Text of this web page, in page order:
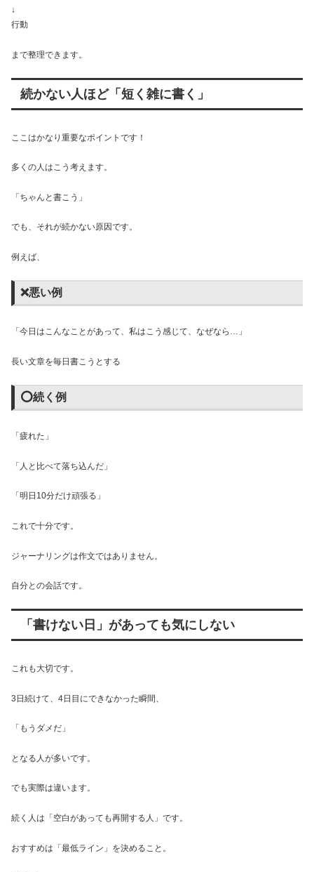
↓
行動
まで整理できます。
続かない人ほど「短く雑に書く」
ここはかなり重要なポイントです！
多くの人はこう考えます。
「ちゃんと書こう」
でも、それが続かない原因です。
例えば、
❌悪い例
「今日はこんなことがあって、私はこう感じて、なぜなら…」
長い文章を毎日書こうとする
⭕続く例
「疲れた」
「人と比べて落ち込んだ」
「明日10分だけ頑張る」
これで十分です。
ジャーナリングは作文ではありません。
自分との会話です。
「書けない日」があっても気にしない
これも大切です。
3日続けて、4日目にできなかった瞬間、
「もうダメだ」
となる人が多いです。
でも実際は違います。
続く人は「空白があっても再開する人」です。
おすすめは「最低ライン」を決めること。